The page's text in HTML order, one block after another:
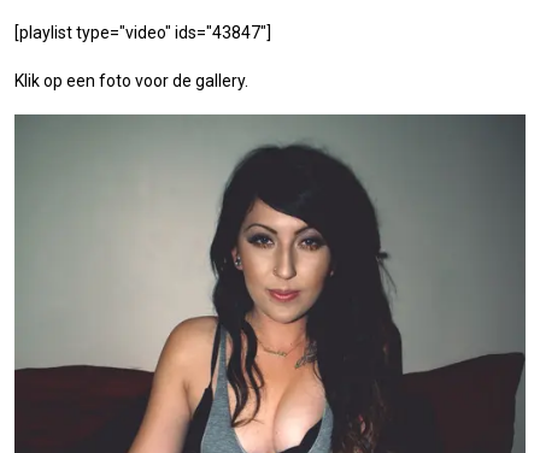
[playlist type="video" ids="43847"]
Klik op een foto voor de gallery.